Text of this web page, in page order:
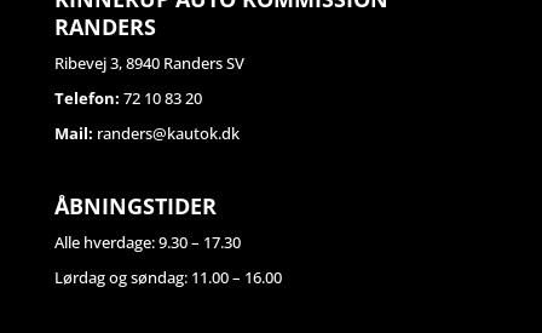
RANDERS
Ribevej 3, 8940 Randers SV
Telefon: 72 10 83 20
Mail: randers@kautok.dk
ÅBNINGSTIDER
Alle hverdage: 9.30 – 17.30
Lørdag og søndag: 11.00 – 16.00